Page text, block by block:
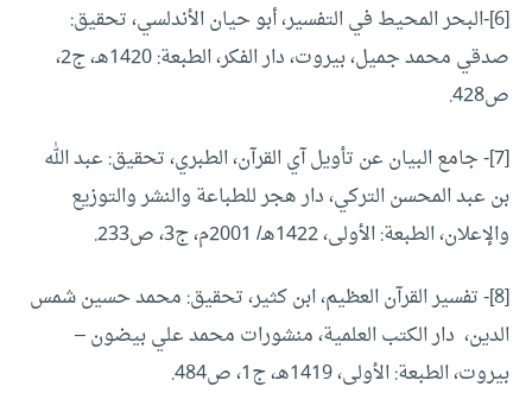
[6]-البحر المحيط في التفسير، أبو حيان الأندلسي، تحقيق:
صدقي محمد جميل، بيروت، دار الفكر، الطبعة: 1420هـ، ج2،
ص428.
[7]- جامع البيان عن تأويل آي القرآن، الطبري، تحقيق: عبد الله
بن عبد المحسن التركي، دار هجر للطباعة والنشر والتوزيع
والإعلان، الطبعة: الأولى، 1422هـ/ 2001م، ج3، ص233.
[8]- تفسير القرآن العظيم، ابن كثير، تحقيق: محمد حسين شمس
الدين، دار الكتب العلمية، منشورات محمد علي بيضون –
بيروت، الطبعة: الأولى، 1419هـ، ج1، ص484.